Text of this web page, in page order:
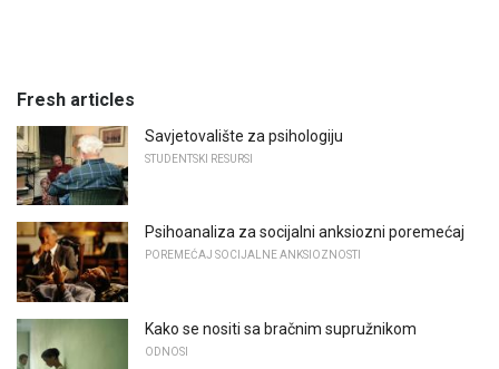
Fresh articles
Savjetovalište za psihologiju
STUDENTSKI RESURSI
Psihoanaliza za socijalni anksiozni poremećaj
POREMEĆAJ SOCIJALNE ANKSIOZNOSTI
Kako se nositi sa bračnim supružnikom
ODNOSI